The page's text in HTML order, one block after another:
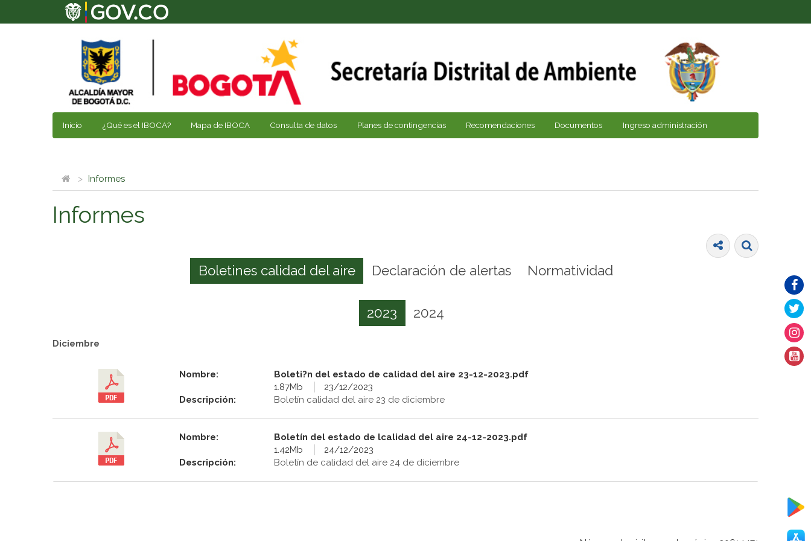
Inicio ¿Qué es el IBOCA? Mapa de IBOCA Consulta de datos Planes de contingencias Recomendaciones Documentos Ingreso administración
Informes
Informes
Boletines calidad del aire Declaración de alertas Normatividad
2023 2024
Diciembre
Nombre:
Boleti?n del estado de calidad del aire 23-12-2023.pdf
1.87Mb
23/12/2023
Descripción:
Boletín calidad del aire 23 de diciembre
Nombre:
Boletín del estado de lcalidad del aire 24-12-2023.pdf
1.42Mb
24/12/2023
Descripción:
Boletín de calidad del aire 24 de diciembre